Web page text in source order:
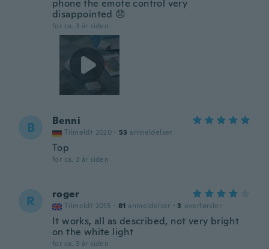
phone the emote control very
disappointed 😞
for ca. 3 år siden
B Benni
Tilmeldt 2020 · 53 anmeldelser
Top
for ca. 3 år siden
R roger
Tilmeldt 2015 · 81 anmeldelser · 3 overførsler
It works, all as described, not very bright
on the white light
for ca. 3 år siden